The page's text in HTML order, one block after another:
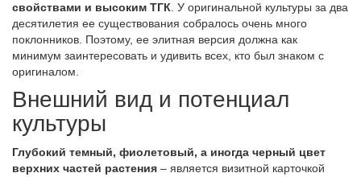
свойствами и высоким ТГК . У оригинальной культуры за два
десятилетия ее существования собралось очень много
поклонников. Поэтому, ее элитная версия должна как
минимум заинтересовать и удивить всех, кто был знаком с
оригиналом.
Внешний вид и потенциал
культуры
Глубокий темный, фиолетовый, а иногда черный цвет
верхних частей растения – является визитной карточкой